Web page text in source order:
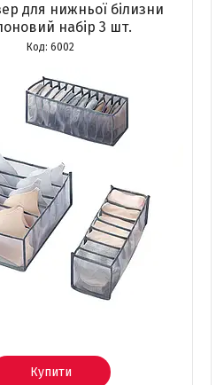
для нижньої білизни
набір 3 шт.
6002
Купити